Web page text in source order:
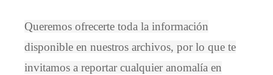
Queremos ofrecerte toda la información
disponible en nuestros archivos, por lo que te
invitamos a reportar cualquier anomalía en